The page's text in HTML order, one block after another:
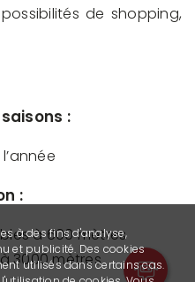
de shopping,
:
:
à 600 mètres
3000 mètres.
à des fins d'analyse,
et publicité. Des cookies
utilisés dans certains cas.